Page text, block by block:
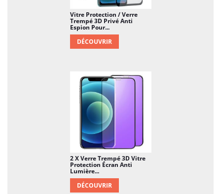
Vitre Protection / Verre
Trempé 3D Privé Anti
Espion Pour...
DÉCOUVRIR
2 X Verre Trempé 3D Vitre
Protection Écran Anti
Lumière...
DÉCOUVRIR